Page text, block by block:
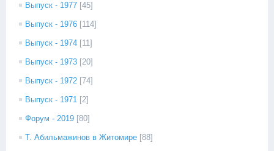
Выпуск - 1977 [45]
Выпуск - 1976 [114]
Выпуск - 1974 [11]
Выпуск - 1973 [20]
Выпуск - 1972 [74]
Выпуск - 1971 [2]
Форум - 2019 [80]
Т. Абильмажинов в Житомире [88]